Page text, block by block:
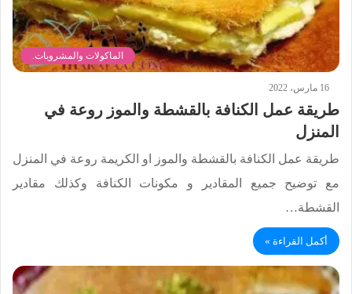
الماكولات والمشروبات.
16 مارس، 2022
طريقة عمل الكنافة بالقشطة والموز روعة في
المنزل
طريقة عمل الكنافة بالقشطة والموز او الكريمة روعة في المنزل
مع توضيح جميع المقادير و مكونات الكنافة وكذلك مقادير
القشطة…
أكمل القراءة »